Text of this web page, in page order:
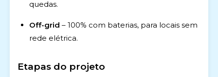
quedas.
Off-grid – 100% com baterias, para locais sem
rede elétrica.
Etapas do projeto